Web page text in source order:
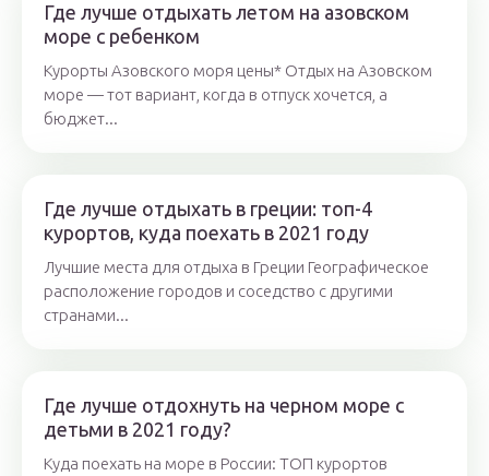
Где лучше отдыхать летом на азовском
море с ребенком
Курорты Азовского моря цены* Отдых на Азовском
море — тот вариант, когда в отпуск хочется, а
бюджет...
Где лучше отдыхать в греции: топ-4
курортов, куда поехать в 2021 году
Лучшие места для отдыха в Греции Географическое
расположение городов и соседство с другими
странами...
Где лучше отдохнуть на черном море с
детьми в 2021 году?
Куда поехать на море в России: ТОП курортов